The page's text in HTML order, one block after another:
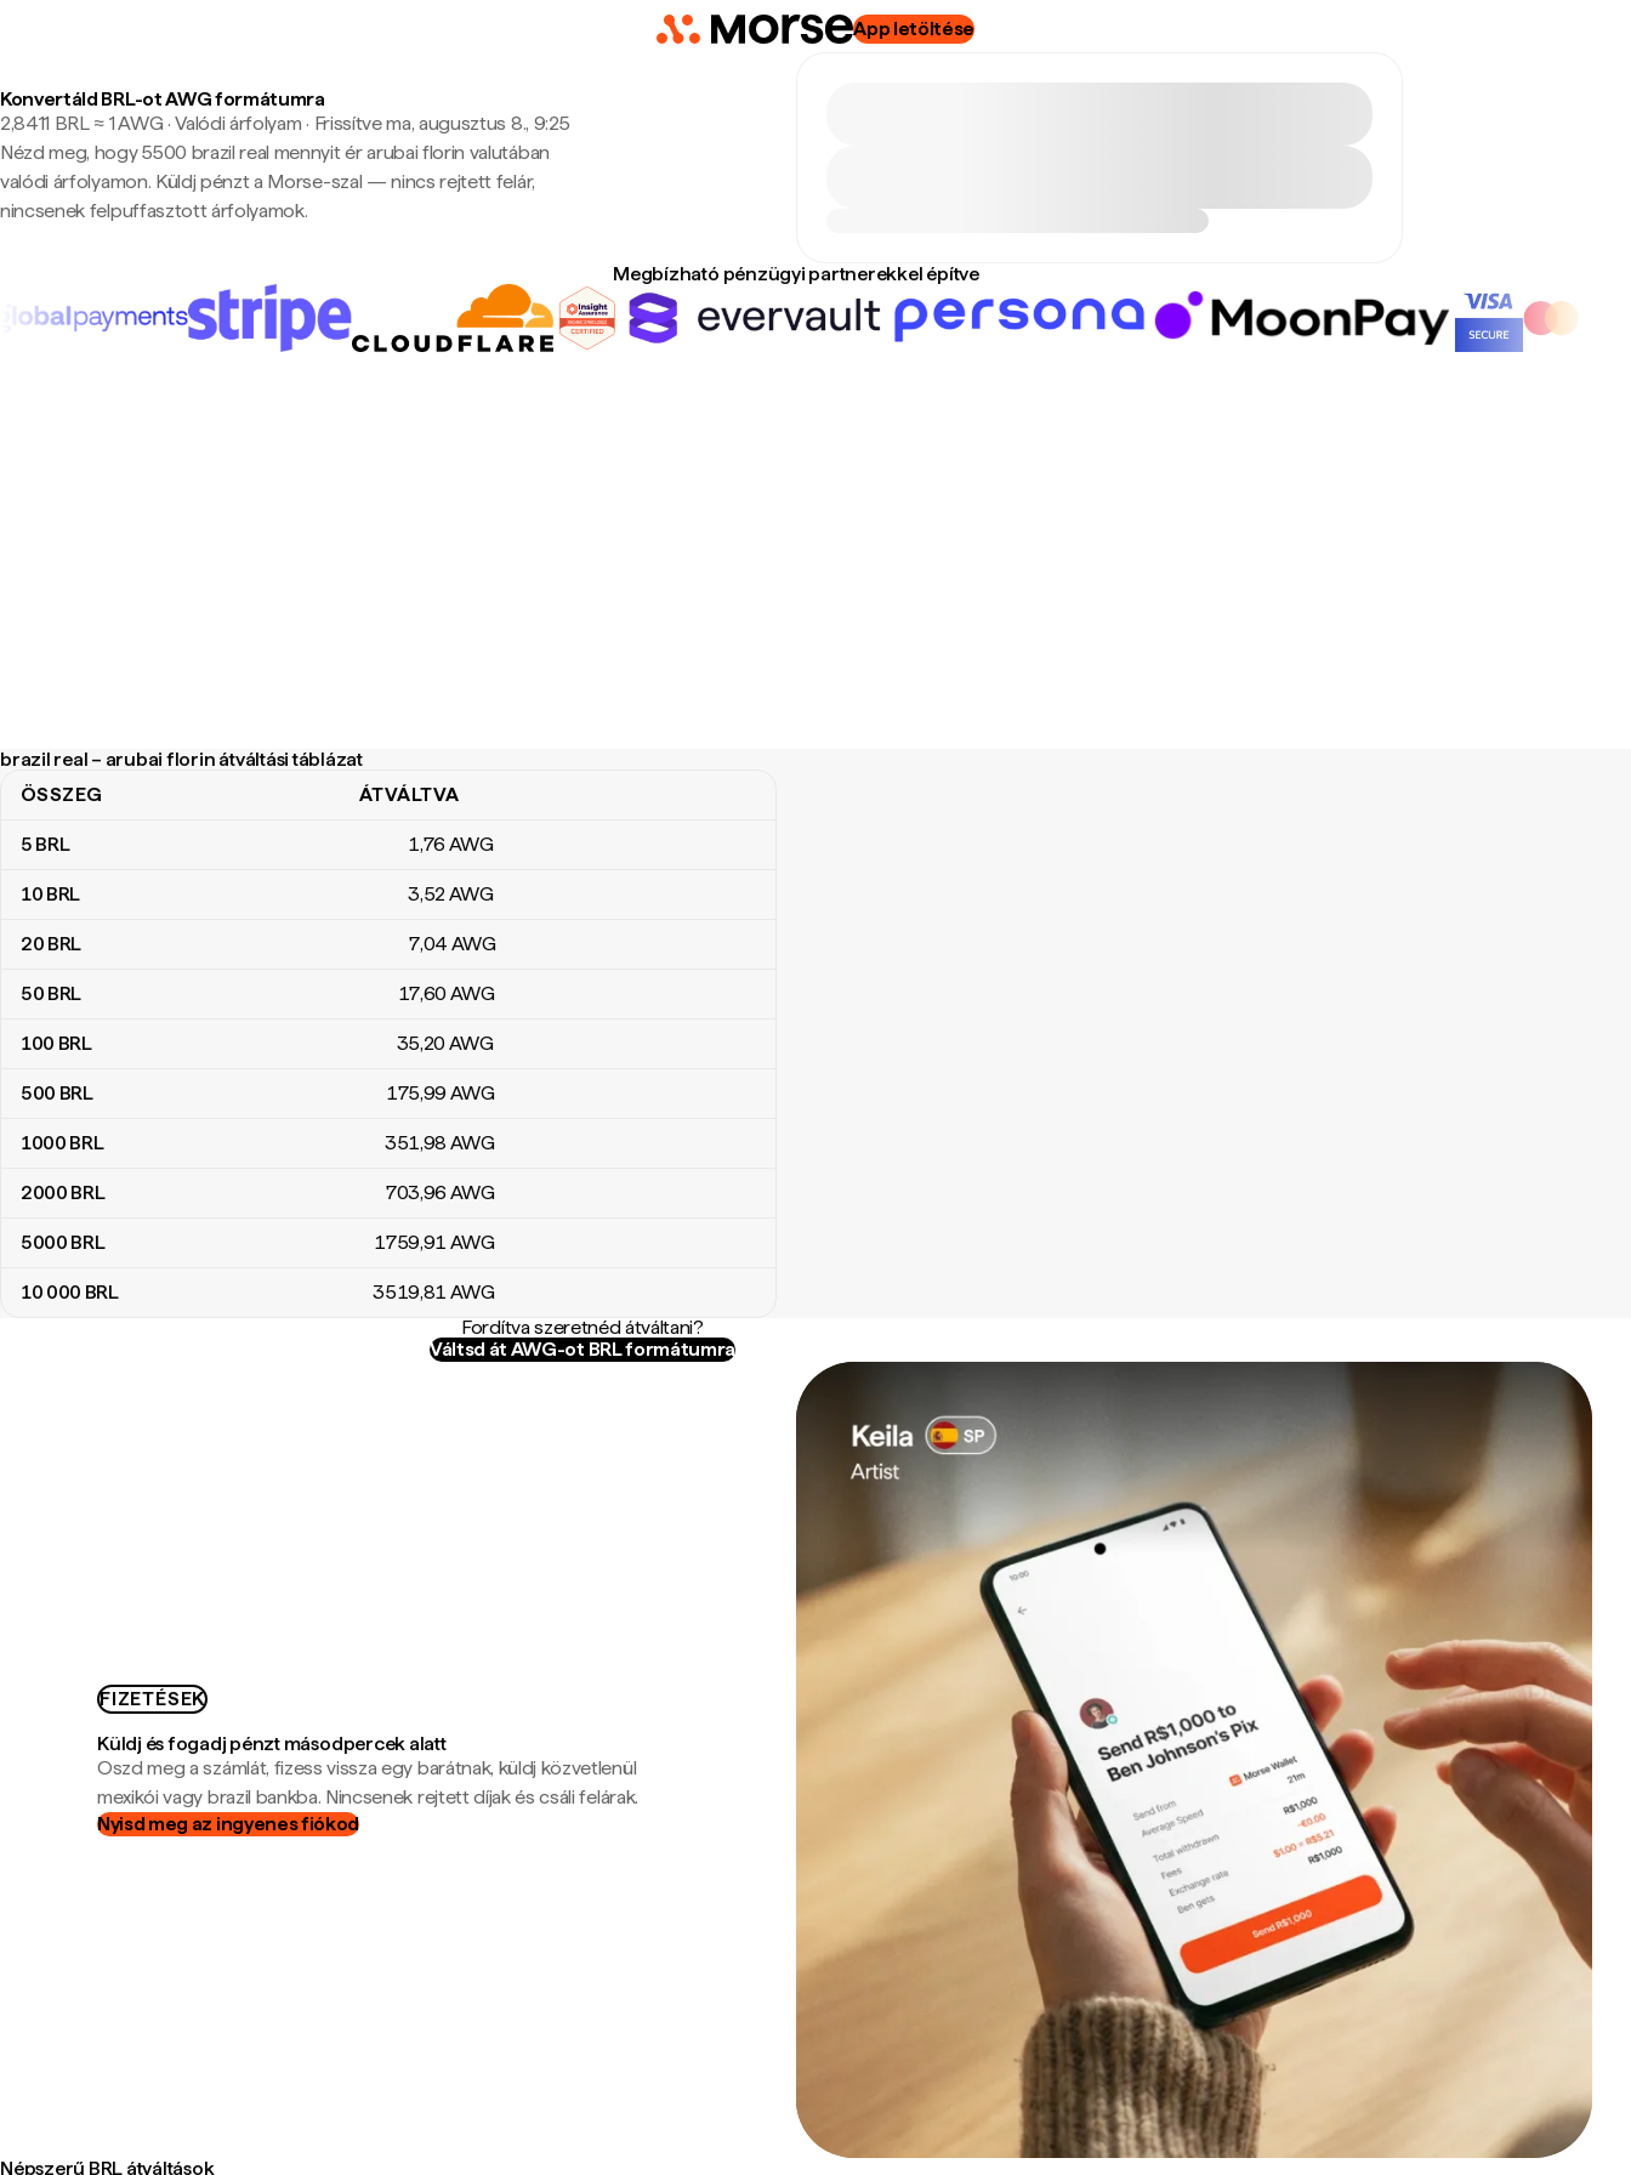
App letöltése
Konvertáld BRL-ot AWG formátumra
2,8411 BRL ≈ 1 AWG · Valódi árfolyam · Frissítve ma, augusztus 8., 9:25
Nézd meg, hogy 5500 brazil real mennyit ér arubai florin valutában
valódi árfolyamon. Küldj pénzt a Morse-szal — nincs rejtett felár,
nincsenek felpuffasztott árfolyamok.
Megbízható pénzügyi partnerekkel építve
brazil real – arubai florin átváltási táblázat
brazil real – arubai florin átváltási táblázat
ÖSSZEG ÁTVÁLTVA
5 BRL 1,76 AWG
10 BRL 3,52AWG
20 BRL 7,04 AWG
50 BRL 17,60 AWG
100 BRL 35,20 AWG
500 BRL 175,99 AWG
1000 BRL 351,98 AWG
2000 BRL 703,96 AWG
5000 BRL 1759,91 AWG
10 000 BRL 3519,81 AWG
Fordítva szeretnéd átváltani?
Váltsd át AWG-ot BRL formátumra
FIZETÉSEK
Küldj és fogadj pénzt másodpercek alatt
Oszd meg a számlát, fizess vissza egy barátnak, küldj közvetlenül
mexikói vagy brazil bankba. Nincsenek rejtett díjak és csáli felárak.
Nyisd meg az ingyenes fiókod
Népszerű BRL átváltások